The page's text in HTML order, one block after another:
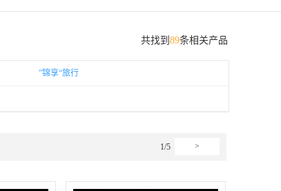
共找到 89条相关产品
”锦享“旅行
1/5 >